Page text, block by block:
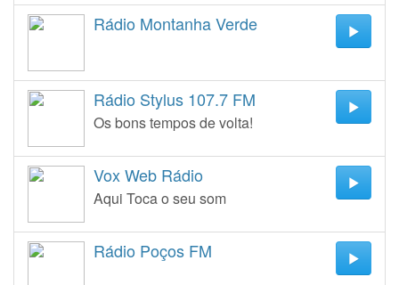
Rádio Montanha Verde
Rádio Stylus 107.7 FM
Os bons tempos de volta!
Vox Web Rádio
Aqui Toca o seu som
Rádio Poços FM